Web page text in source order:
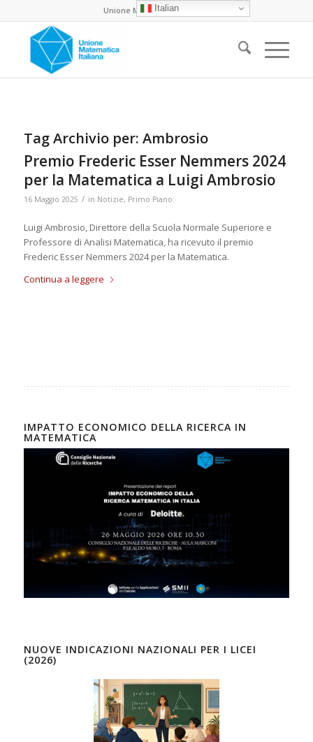
Unione Matematica Italiana
Tag Archivio per: Ambrosio
Premio Frederic Esser Nemmers 2024
per la Matematica a Luigi Ambrosio
16 Maggio 2025 / in Notizie, Primo Piano
Luigi Ambrosio, Direttore della Scuola Normale Superiore e
Professore di Analisi Matematica, ha ricevuto il premio
Frederic Esser Nemmers 2024 per la Matematica.
Continua a leggere
IMPATTO ECONOMICO DELLA RICERCA IN
MATEMATICA
NUOVE INDICAZIONI NAZIONALI PER I LICEI
(2026)
Italian